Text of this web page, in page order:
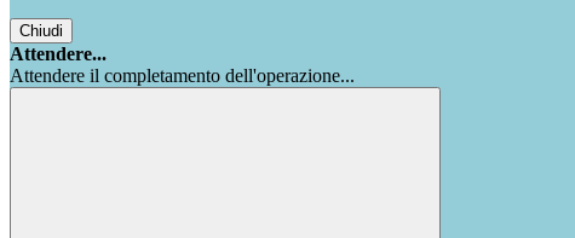
Chiudi
Attendere...
Attendere il completamento dell'operazione...